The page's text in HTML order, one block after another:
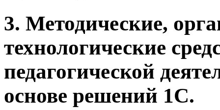
3. Методические,
технологические
педагогической
основе решений 1С.